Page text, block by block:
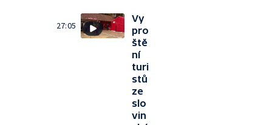
27:05
Vy
pro
ště
ní
turi
stů
ze
slo
vin